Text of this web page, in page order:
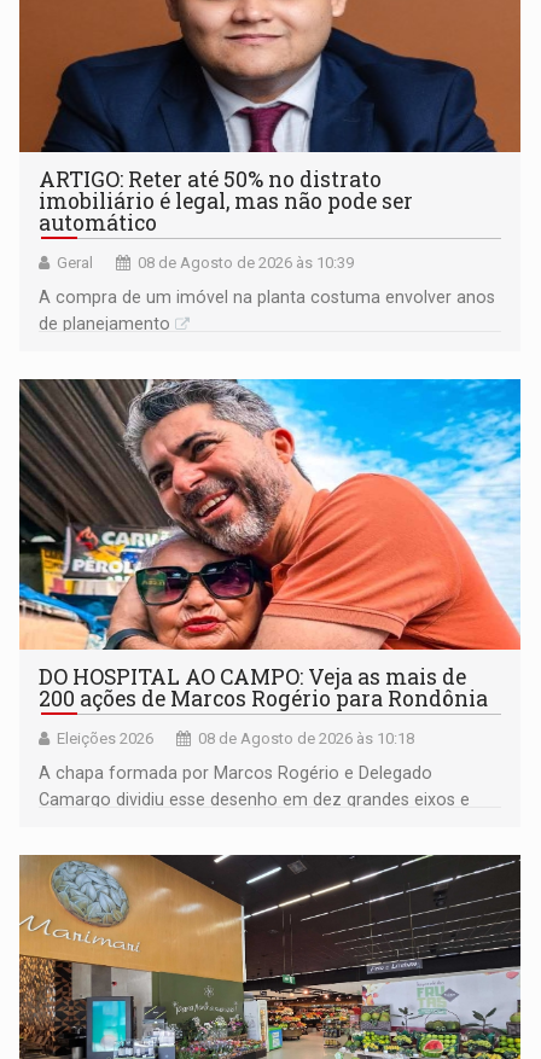
ARTIGO: Reter até 50% no distrato
imobiliário é legal, mas não pode ser
automático
Geral 08 de Agosto de 2026 às 10:39
A compra de um imóvel na planta costuma envolver anos
de planejamento
DO HOSPITAL AO CAMPO: Veja as mais de
200 ações de Marcos Rogério para Rondônia
Eleições 2026 08 de Agosto de 2026 às 10:18
A chapa formada por Marcos Rogério e Delegado
Camargo dividiu esse desenho em dez grandes eixos e